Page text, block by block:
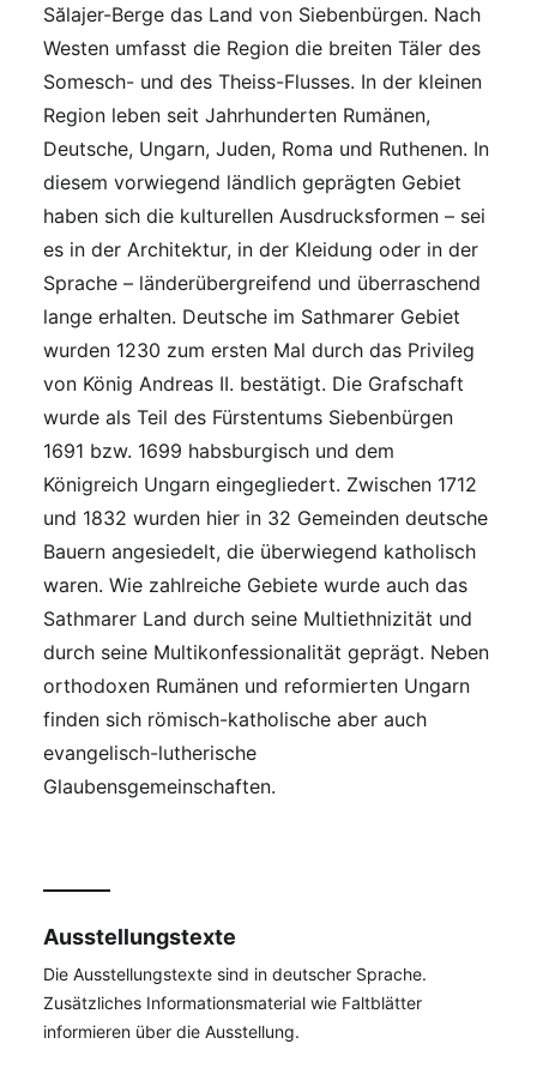
Sălajer-Berge das Land von Siebenbürgen. Nach
Westen umfasst die Region die breiten Täler des
Somesch- und des Theiss-Flusses. In der kleinen
Region leben seit Jahrhunderten Rumänen,
Deutsche, Ungarn, Juden, Roma und Ruthenen. In
diesem vorwiegend ländlich geprägten Gebiet
haben sich die kulturellen Ausdrucksformen – sei
es in der Architektur, in der Kleidung oder in der
Sprache – länderübergreifend und überraschend
lange erhalten. Deutsche im Sathmarer Gebiet
wurden 1230 zum ersten Mal durch das Privileg
von König Andreas II. bestätigt. Die Grafschaft
wurde als Teil des Fürstentums Siebenbürgen
1691 bzw. 1699 habsburgisch und dem
Königreich Ungarn eingegliedert. Zwischen 1712
und 1832 wurden hier in 32 Gemeinden deutsche
Bauern angesiedelt, die überwiegend katholisch
waren. Wie zahlreiche Gebiete wurde auch das
Sathmarer Land durch seine Multiethnizität und
durch seine Multikonfessionalität geprägt. Neben
orthodoxen Rumänen und reformierten Ungarn
finden sich römisch-katholische aber auch
evangelisch-lutherische
Glaubensgemeinschaften.
Ausstellungstexte
Die Ausstellungstexte sind in deutscher Sprache.
Zusätzliches Informationsmaterial wie Faltblätter
informieren über die Ausstellung.